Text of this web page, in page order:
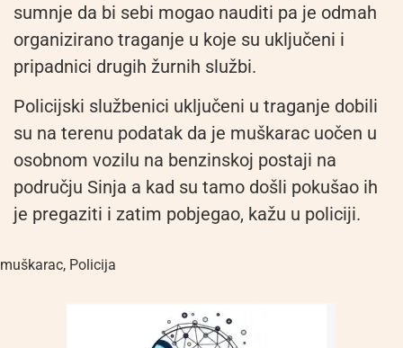
sumnje da bi sebi mogao nauditi pa je odmah
organizirano traganje u koje su uključeni i
pripadnici drugih žurnih službi.
Policijski službenici uključeni u traganje dobili
su na terenu podatak da je muškarac uočen u
osobnom vozilu na benzinskoj postaji na
području Sinja a kad su tamo došli pokušao ih
je pregaziti i zatim pobjegao, kažu u policiji.
muškarac, Policija